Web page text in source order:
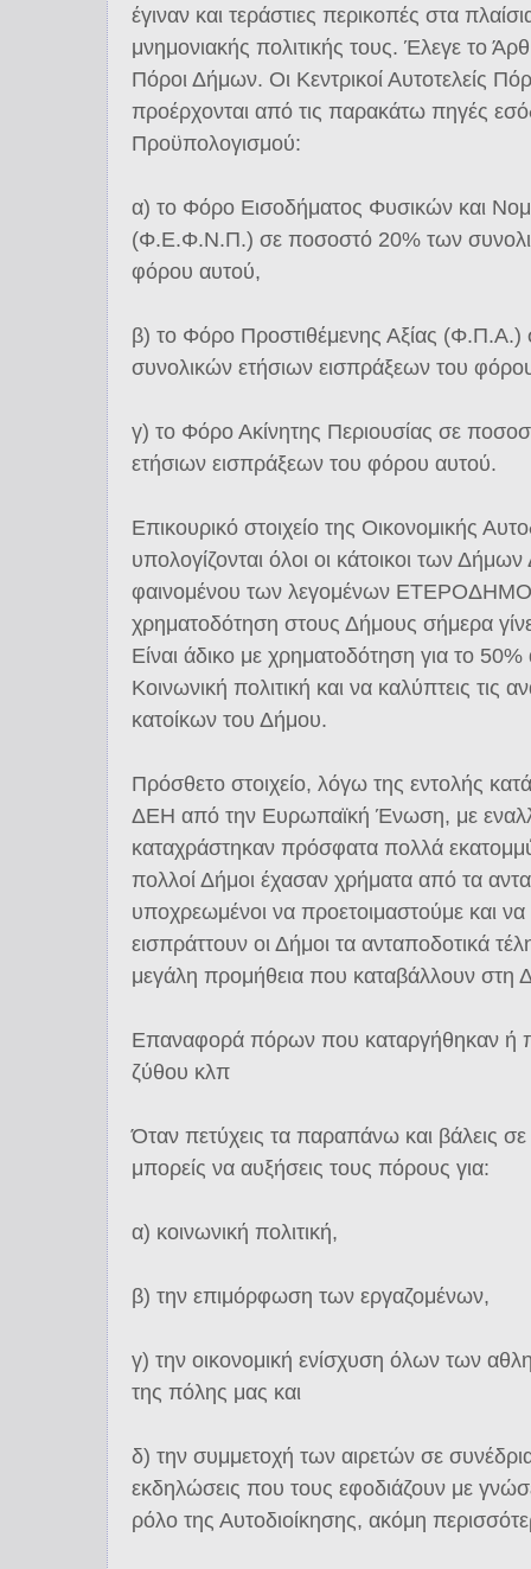
έγιναν και τεράστιες περικοπές στα
μνημονιακής πολιτικής τους. Έλεγε το
Πόροι Δήμων. Οι Κεντρικοί Αυτοτελείς
προέρχονται από τις παρακάτω πηγές
Προϋπολογισμού:
α) το Φόρο Εισοδήματος Φυσικών και
(Φ.Ε.Φ.Ν.Π.) σε ποσοστό 20% των
φόρου αυτού,
β) το Φόρο Προστιθέμενης Αξίας
συνολικών ετήσιων εισπράξεων του
γ) το Φόρο Ακίνητης Περιουσίας σε
ετήσιων εισπράξεων του φόρου αυτού.
Επικουρικό στοιχείο της Οικονομικής
υπολογίζονται όλοι οι κάτοικοι των
φαινομένου των λεγομένων
χρηματοδότηση στους Δήμους σήμερα
Είναι άδικο με χρηματοδότηση για το
Κοινωνική πολιτική και να καλύπτεις τις
κατοίκων του Δήμου.
Πρόσθετο στοιχείο, λόγω της εντολής
ΔΕΗ από την Ευρωπαϊκή Ένωση, με
καταχράστηκαν πρόσφατα πολλά
πολλοί Δήμοι έχασαν χρήματα από τα
υποχρεωμένοι να προετοιμαστούμε και
εισπράττουν οι Δήμοι τα ανταποδοτικά
μεγάλη προμήθεια που καταβάλλουν στη
Επαναφορά πόρων που καταργήθηκαν ή
ζύθου κλπ
Όταν πετύχεις τα παραπάνω και βάλεις
μπορείς να αυξήσεις τους πόρους για:
α) κοινωνική πολιτική,
β) την επιμόρφωση των εργαζομένων,
γ) την οικονομική ενίσχυση όλων των
της πόλης μας και
δ) την συμμετοχή των αιρετών σε
εκδηλώσεις που τους εφοδιάζουν με
ρόλο της Αυτοδιοίκησης, ακόμη